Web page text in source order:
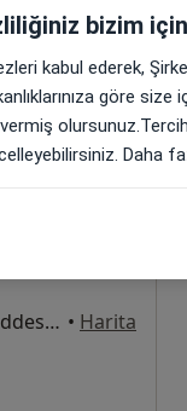
Özpolat
Paşabağı Mahallesi Şani Efendi Caddesi No:169 Haliliye, Şanlıurfa • Harita
bizim
kabul ederek,
göre
Daha